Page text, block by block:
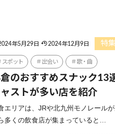
年5月29日 2024年12月9日 特集
スポット 出会い 歌・曲
のおすすめスナック13
ストが多い店を紹介
エリアは、JRや北九州モノレール
多くの飲食店が集まっていると…